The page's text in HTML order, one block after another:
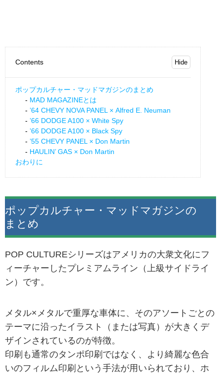
Contents
ポップカルチャー・マッドマガジンのまとめ
MAD MAGAZINEとは
’64 CHEVY NOVA PANEL × Alfred E. Neuman
’66 DODGE A100 × White Spy
’66 DODGE A100 × Black Spy
’55 CHEVY PANEL × Don Martin
HAULIN’ GAS × Don Martin
おわりに
ポップカルチャー・マッドマガジンの
まとめ
POP CULTUREシリーズはアメリカの大衆文化にフ
ィーチャーしたプレミアムライン（上級サイドライ
ン）です。
メタル×メタルで重厚な車体に、そのアソートごとの
テーマに沿ったイラスト（または写真）が大きくデ
ザインされているのが特徴。
印刷も通常のタンポ印刷ではなく、より綺麗な色合
いのフィルム印刷という手法が用いられており、ホ